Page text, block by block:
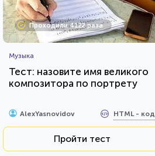
Проходили 4122 раза
Музыка
Тест: назовите имя великого
композитора по портрету
AlexYasnovidov HTML - код
Пройти тест